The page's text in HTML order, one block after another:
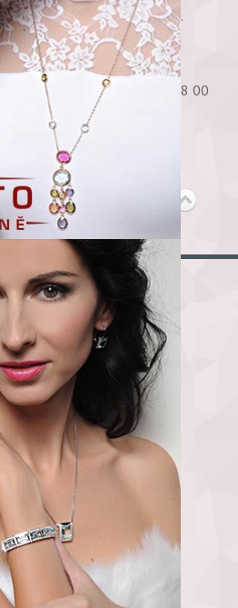
s.r.o., All rights reserved.
PRAHA 13 - STODŮLKY 158 00
35 - Praha 1